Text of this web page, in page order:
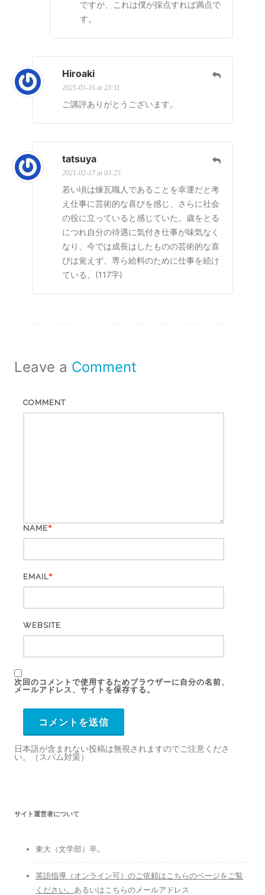
ですが、これは僕が採点すれば満点で
す。
Hiroaki
2021-01-16 at 23:11
ご講評ありがとうございます。
tatsuya
2021-02-17 at 03:25
若い頃は煉瓦職人であることを幸運だと考
え仕事に芸術的な喜びを感じ、さらに社会
の役に立っていると感じていた。歳をとる
につれ自分の待遇に気付き仕事が味気なく
なり、今では成長はしたものの芸術的な喜
びは覚えず、専ら給料のために仕事を続け
ている。(117字)
Leave a Comment
COMMENT
NAME*
EMAIL*
WEBSITE
次回のコメントで使用するためブラウザーに自分の名前、
メールアドレス、サイトを保存する。
日本語が含まれない投稿は無視されますのでご注意くださ
い。（スパム対策）
サイト運営者について
東大（文学部）卒。
英語指導（オンライン可）のご依頼はこちらのページをご覧
ください。 あるいはこちらのメールアドレス